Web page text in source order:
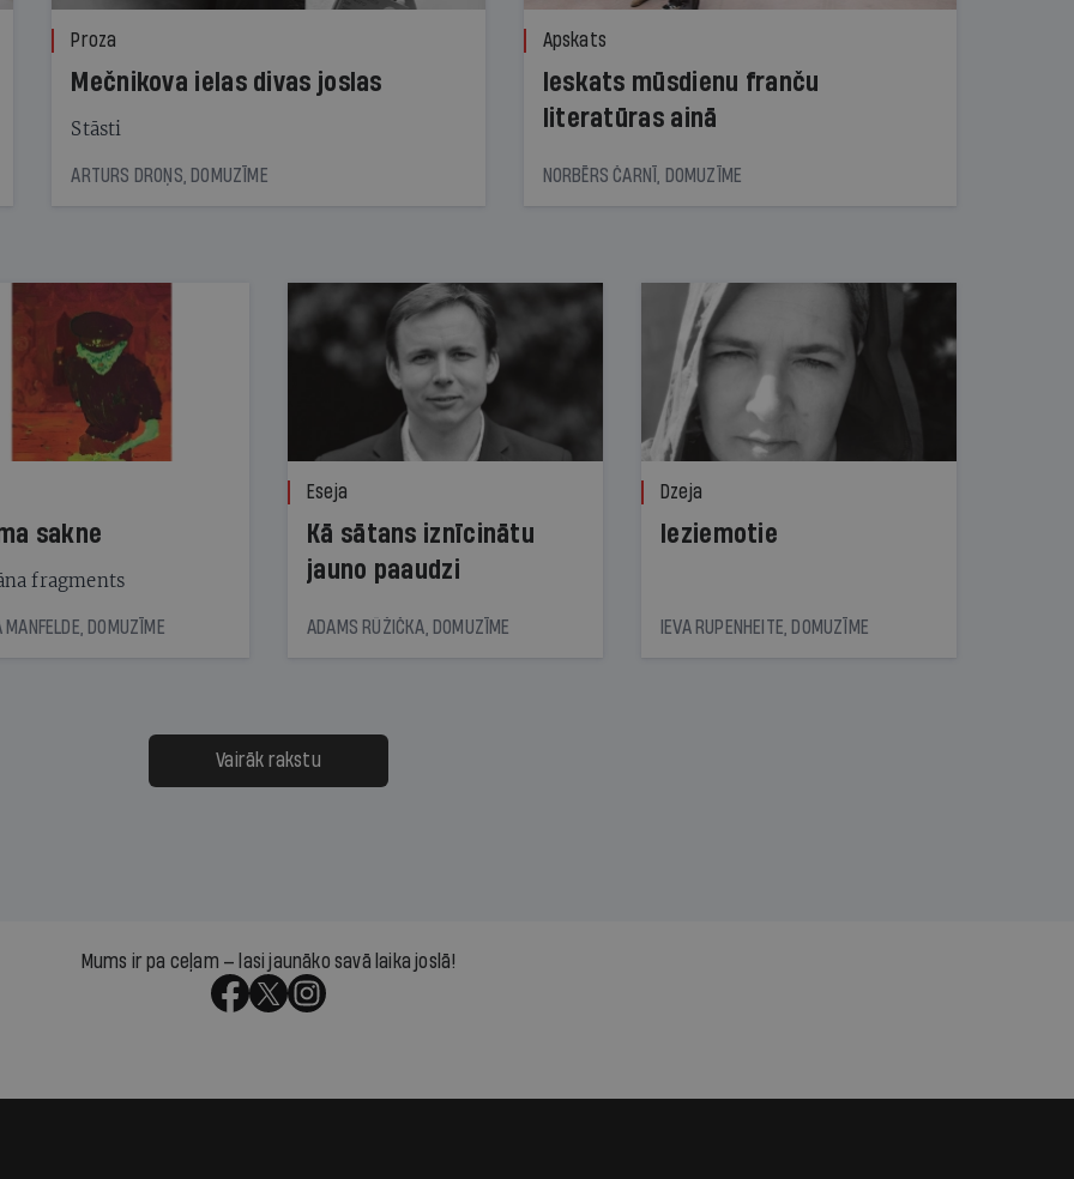
Proza
Mečnikova ielas divas joslas
Stāsti
ARTURS DROŅS, DOMUZĪME
Apskats
Ieskats mūsdienu franču
literatūras ainā
NORBĒRS ČARNĪ, DOMUZĪME
sakne
fragments
MANFELDE, DOMUZĪME
Eseja
Kā sātans iznīcinātu
jauno paaudzi
ADAMS RŪŽIČKA, DOMUZĪME
Dzeja
Ieziemotie
IEVA RUPENHEITE, DOMUZĪME
Vairāk rakstu
Mums ir pa ceļam — lasi jaunāko savā laika joslā!